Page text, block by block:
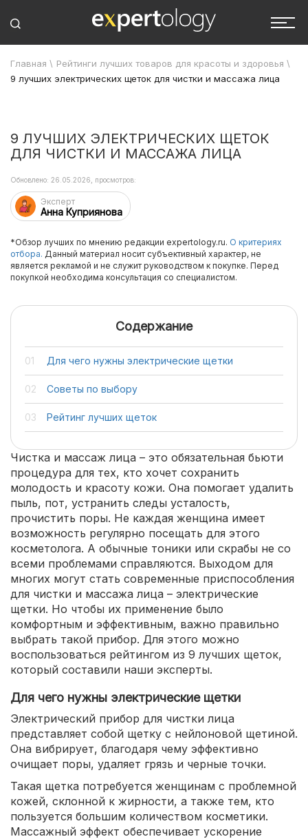
Главная \ Рейтинги лучших товаров для красоты и здоровья \
9 лучших электрических щеток для чистки и массажа лица
9 ЛУЧШИХ ЭЛЕКТРИЧЕСКИХ ЩЕТОК
ДЛЯ ЧИСТКИ И МАССАЖА ЛИЦА
Эксперт
Анна Куприянова
Обновлено: 26.05.2026, просмотров:
*Обзор лучших по мнению редакции expertology.ru. О критериях
отбора. Данный материал носит субъективный характер, не
является рекламой и не служит руководством к покупке. Перед
покупкой необходима консультация со специалистом.
Содержание
Для чего нужны электрические щетки
Советы по выбору
Рейтинг лучших щеток
Чистка и массаж лица – это обязательная бьюти
процедура для тех, кто хочет сохранить
молодость и красоту кожи. Она помогает удалить
пыль, пот, устранить следы усталость,
прочистить поры. Не каждая женщина имеет
возможность регулярно посещать для этого
косметолога. А обычные тоники или скрабы не со
всеми проблемами справляются. Выходом для
многих могут стать современные приспособления
для чистки и массажа лица – электрические
щетки. Но чтобы их применение было
комфортным и эффективным, важно правильно
выбрать такой прибор. Для этого можно
воспользоваться рейтингом из 9 лучших щеток,
который составили наши эксперты.
Для чего нужны электрические щетки
Электрический прибор для чистки лица
представляет собой щетку с нейлоновой щетиной.
Она вибрирует, благодаря чему эффективно
очищает поры, удаляет грязь и черные точки.
Такая щетка потребуется женщинам с проблемной
кожей, склонной к жирности, а также тем, кто
пользуется большим количеством косметики.
Массажный эффект обеспечивает ускорение